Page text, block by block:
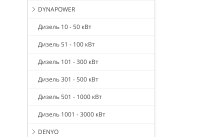
DYNAPOWER
Дизель 10 - 50 кВт
Дизель 51 - 100 кВт
Дизель 101 - 300 кВт
Дизель 301 - 500 кВт
Дизель 501 - 1000 кВт
Дизель 1001 - 3000 кВт
DENYO